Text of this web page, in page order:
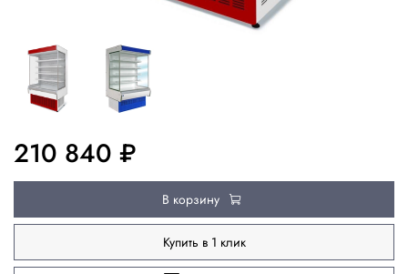
210 840 ₽
В корзину
Купить в 1 клик